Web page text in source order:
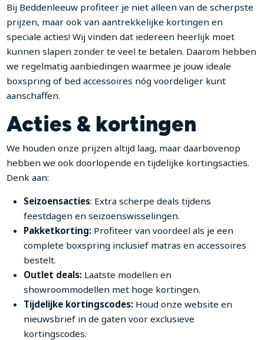
Bij Beddenleeuw profiteer je niet alleen van de scherpste
prijzen, maar ook van aantrekkelijke kortingen en
speciale acties! Wij vinden dat iedereen heerlijk moet
kunnen slapen zonder te veel te betalen. Daarom hebben
we regelmatig aanbiedingen waarmee je jouw ideale
boxspring of bed accessoires nóg voordeliger kunt
aanschaffen.
Acties & kortingen
We houden onze prijzen altijd laag, maar daarbovenop
hebben we ook doorlopende en tijdelijke kortingsacties.
Denk aan:
Seizoensacties: Extra scherpe deals tijdens
feestdagen en seizoenswisselingen.
Pakketkorting:Profiteer van voordeel als je een
complete boxspring inclusief matras en accessoires
bestelt.
Outlet deals:Laatste modellen en
showroommodellen met hoge kortingen.
Tijdelijke kortingscodes: Houd onze website en
nieuwsbrief in de gaten voor exclusieve
kortingscodes.